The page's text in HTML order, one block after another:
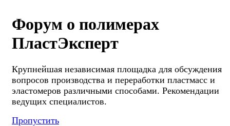
Форум о полимерах
ПластЭксперт
Крупнейшая независимая площадка для обсуждения
вопросов производства и переработки пластмасс и
эластомеров различными способами. Рекомендации
ведущих специалистов.
Пропустить